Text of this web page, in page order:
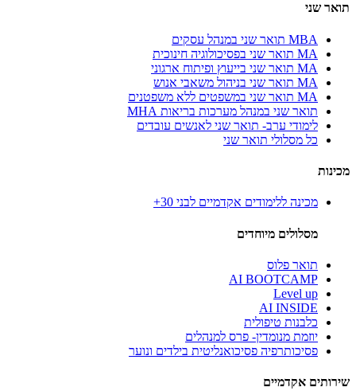
תואר שני
MBA תואר שני במנהל עסקים
MA תואר שני בפסיכולוגיה חינוכית
MA תואר שני בייעוץ ופיתוח ארגוני
MA תואר שני בניהול משאבי אנוש
MA תואר שני במשפטים ללא משפטנים
תואר שני במנהל מערכות בריאות MHA
לימודי ערב- תואר שני לאנשים עובדים
כל מסלולי תואר שני
מכינות
מכינה ללימודים אקדמיים לבני 30+
מסלולים מיוחדים
תואר פלוס
AI BOOTCAMP
Level up
AI INSIDE
כלבנות טיפולית
יוזמת מנומדין- פרס למנהלים
פסיכותרפיה פסיכואנליטית בילדים ונוער
שירותים אקדמיים